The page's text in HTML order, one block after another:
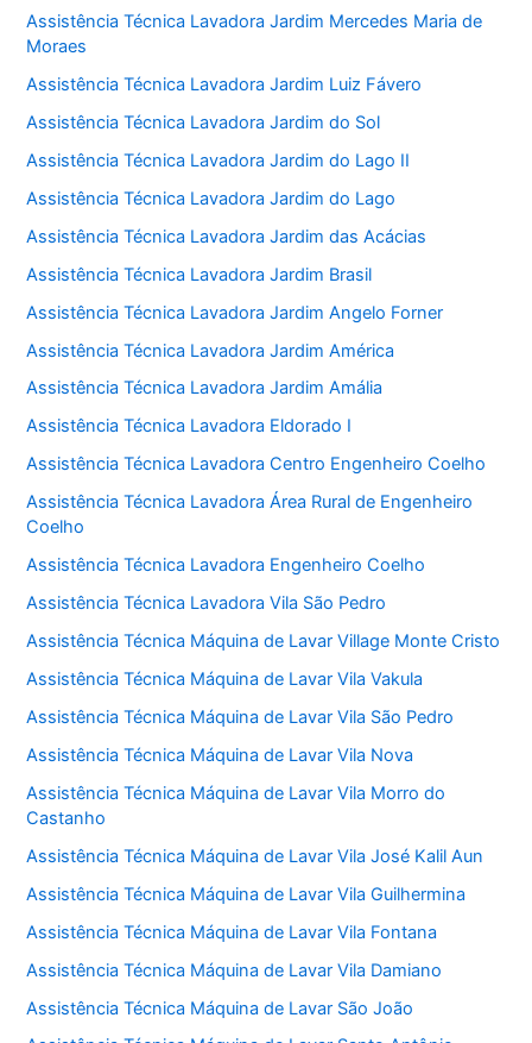
Assistência Técnica Lavadora Jardim Mercedes Maria de
Moraes
Assistência Técnica Lavadora Jardim Luiz Fávero
Assistência Técnica Lavadora Jardim do Sol
Assistência Técnica Lavadora Jardim do Lago II
Assistência Técnica Lavadora Jardim do Lago
Assistência Técnica Lavadora Jardim das Acácias
Assistência Técnica Lavadora Jardim Brasil
Assistência Técnica Lavadora Jardim Angelo Forner
Assistência Técnica Lavadora Jardim América
Assistência Técnica Lavadora Jardim Amália
Assistência Técnica Lavadora Eldorado I
Assistência Técnica Lavadora Centro Engenheiro Coelho
Assistência Técnica Lavadora Área Rural de Engenheiro
Coelho
Assistência Técnica Lavadora Engenheiro Coelho
Assistência Técnica Lavadora Vila São Pedro
Assistência Técnica Máquina de Lavar Village Monte Cristo
Assistência Técnica Máquina de Lavar Vila Vakula
Assistência Técnica Máquina de Lavar Vila São Pedro
Assistência Técnica Máquina de Lavar Vila Nova
Assistência Técnica Máquina de Lavar Vila Morro do
Castanho
Assistência Técnica Máquina de Lavar Vila José Kalil Aun
Assistência Técnica Máquina de Lavar Vila Guilhermina
Assistência Técnica Máquina de Lavar Vila Fontana
Assistência Técnica Máquina de Lavar Vila Damiano
Assistência Técnica Máquina de Lavar São João